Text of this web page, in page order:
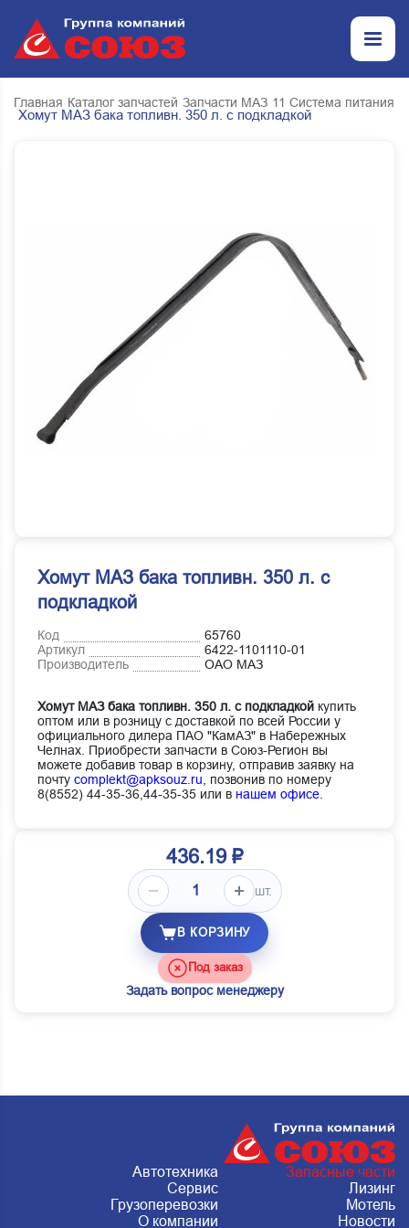
Главная Каталог запчастей Запчасти МАЗ 11 Система питания
Хомут МАЗ бака топливн. 350 л. с подкладкой
Хомут МАЗ бака топливн. 350 л. с
подкладкой
Код
65760
Артикул
6422-1101110-01
Производитель
ОАО МАЗ
Хомут МАЗ бака топливн. 350 л. с подкладкой купить
оптом или в розницу с доставкой по всей России у
официального дилера ПАО "КамАЗ" в Набережных
Челнах. Приобрести запчасти в Союз-Регион вы
можете добавив товар в корзину, отправив заявку на
почту complekt@apksouz.ru,
позвонив по номеру
8(8552) 44-35-36,44-35-35 или в нашем офисе
436.19 ₽
шт.
В КОРЗИНУ
Под заказ
Задать вопрос менеджеру
Автотехника
Запасные части
Сервис
Лизинг
Грузоперевозки
Мотель
О компании
Новости